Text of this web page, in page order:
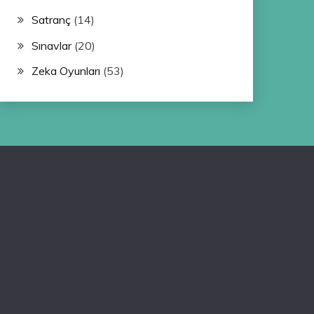
Satranç(14)
Sınavlar(20)
Zeka Oyunları (53)